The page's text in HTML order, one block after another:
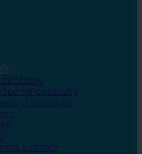
punčochy
punčochy
punčoch